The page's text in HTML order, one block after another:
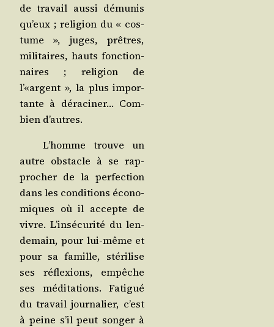
de tra­vail aus­si dému­nis
qu’eux ; reli­gion du « cos­
tume », juges, prêtres,
mili­taires, hauts fonc­tion­
naires ; reli­gion de
l’«argent », la plus impor­
tante à déra­ci­ner… Com­
bien d’autres.
L’homme trouve un
autre obs­tacle à se rap­
pro­cher de la per­fec­tion
dans les condi­tions éco­no­
miques où il accepte de
vivre. L’insécurité du len­
de­main, pour lui-même et
pour sa famille, sté­ri­lise
ses réflexions, empêche
ses médi­ta­tions. Fati­gué
du tra­vail jour­na­lier, c’est
à peine s’il peut son­ger à